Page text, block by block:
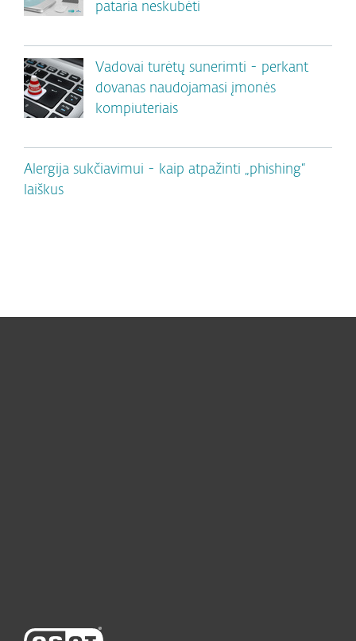
pataria neskubėti
Vadovai turėtų sunerimti - perkant
dovanas naudojamasi įmonės
kompiuteriais
Alergija sukčiavimui - kaip atpažinti „phishing“
laiškus